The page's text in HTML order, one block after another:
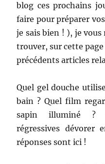
blog ces prochains
faire pour préparer
je sais bien ! ), je vous
trouver, sur cette
précédents articles
Quel gel douche
bain ? Quel film
sapin illuminé ?
régressives dévorer
réponses sont ici !